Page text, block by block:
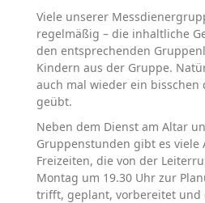
Viele unserer
regelmäßig – die inhaltliche
den entsprechenden
Kindern aus der Gruppe.
auch mal wieder ein bisschen
geübt.
Neben dem Dienst am Altar
Gruppenstunden gibt es viele
Freizeiten, die von der
Montag um 19.30 Uhr zur
trifft, geplant, vorbereitet